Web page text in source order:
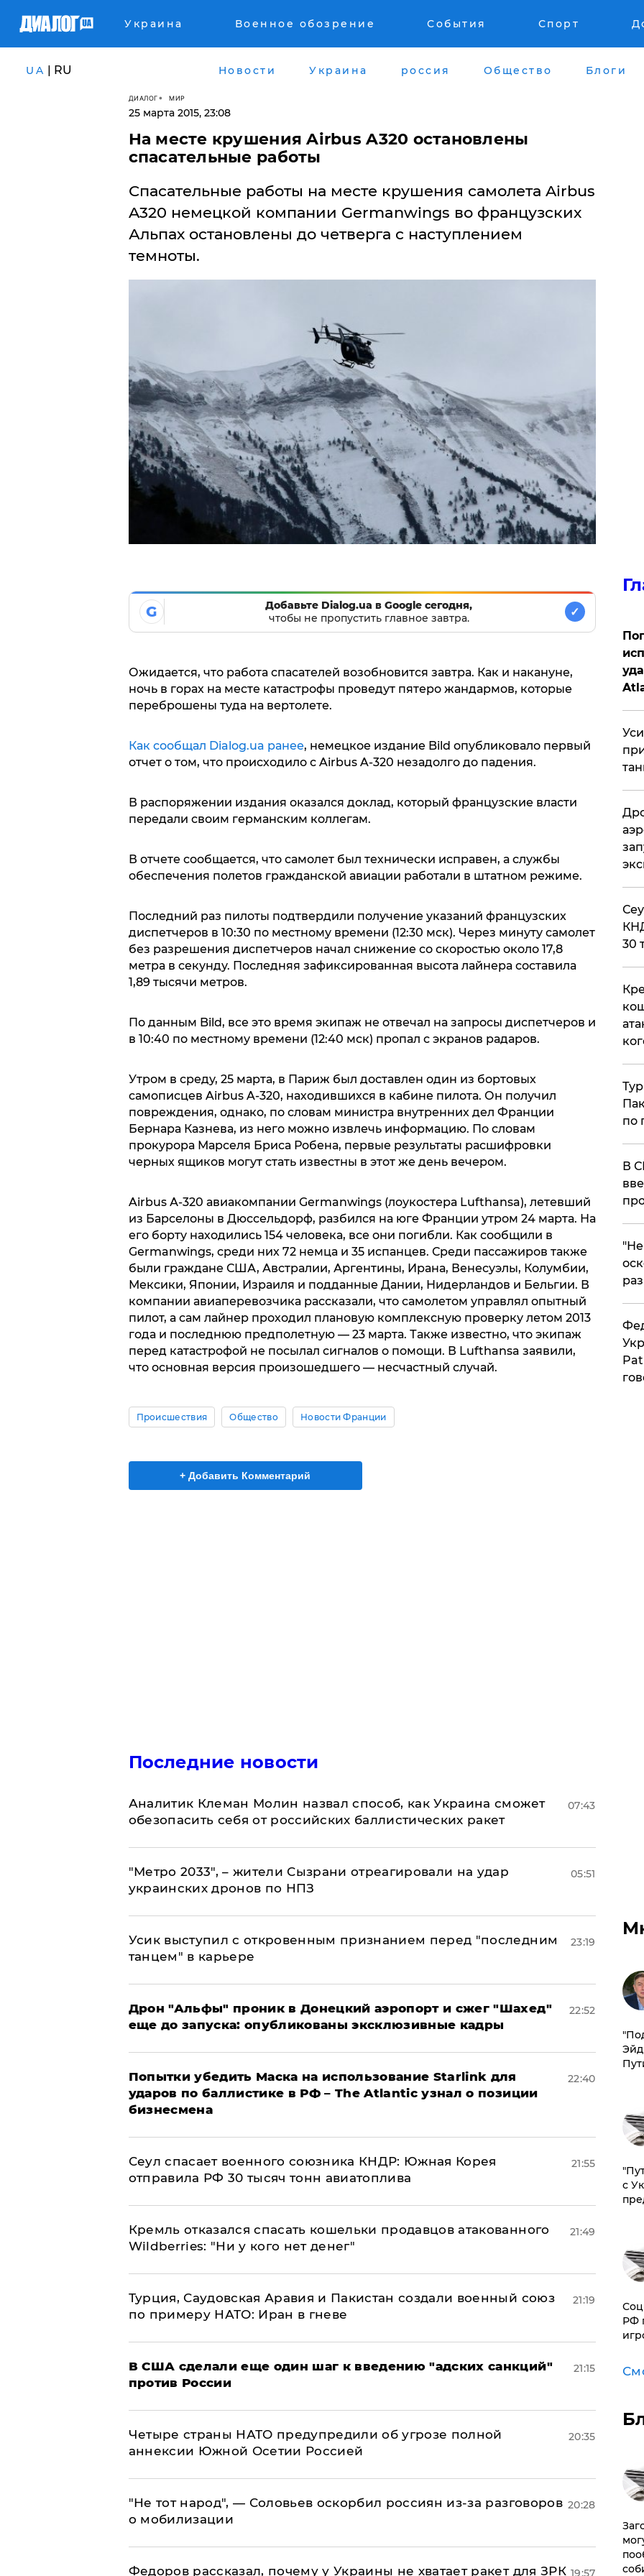
Украина Военное обозрение События Спорт
UA | RU Новости Украина россия Общество Блоги
ДИАЛОГ МИР
25 марта 2015, 23:08
На месте крушения Airbus A320 остановлены
спасательные работы
Спасательные работы на месте крушения самолета Airbus
A320 немецкой компании Germanwings во французских
Альпах остановлены до четверга с наступлением
темноты.
G
Добавьте Dialog.ua в Google сегодня,
чтобы не пропустить главное завтра.
✓
Ожидается, что работа спасателей возобновится завтра. Как и накануне,
ночь в горах на месте катастрофы проведут пятеро жандармов, которые
переброшены туда на вертолете.
Как сообщал Dialog.ua ранее, немецкое издание Bild опубликовало первый
отчет о том, что происходило с Airbus A-320 незадолго до падения.
В распоряжении издания оказался доклад, который французские власти
передали своим германским коллегам.
В отчете сообщается, что самолет был технически исправен, а службы
обеспечения полетов гражданской авиации работали в штатном режиме.
Последний раз пилоты подтвердили получение указаний французских
диспетчеров в 10:30 по местному времени (12:30 мск). Через минуту самолет
без разрешения диспетчеров начал снижение со скоростью около 17,8
метра в секунду. Последняя зафиксированная высота лайнера составила
1,89 тысячи метров.
По данным Bild, все это время экипаж не отвечал на запросы диспетчеров и
в 10:40 по местному времени (12:40 мск) пропал с экранов радаров.
Утром в среду, 25 марта, в Париж был доставлен один из бортовых
самописцев Airbus A-320, находившихся в кабине пилота. Он получил
повреждения, однако, по словам министра внутренних дел Франции
Бернара Казнева, из него можно извлечь информацию. По словам
прокурора Марселя Бриса Робена, первые результаты расшифровки
черных ящиков могут стать известны в этот же день вечером.
Airbus А-320 авиакомпании Germanwings (лоукостера Lufthansa), летевший
из Барселоны в Дюссельдорф, разбился на юге Франции утром 24 марта. На
его борту находились 154 человека, все они погибли. Как сообщили в
Germanwings, среди них 72 немца и 35 испанцев. Среди пассажиров также
были граждане США, Австралии, Аргентины, Ирана, Венесуэлы, Колумбии,
Мексики, Японии, Израиля и подданные Дании, Нидерландов и Бельгии. В
компании авиаперевозчика рассказали, что самолетом управлял опытный
пилот, а сам лайнер проходил плановую комплексную проверку летом 2013
года и последнюю предполетную — 23 марта. Также известно, что экипаж
перед катастрофой не посылал сигналов о помощи. В Lufthansa заявили,
что основная версия произошедшего — несчастный случай.
Происшествия Общество Новости Франции
+ Добавить Комментарий
Последние новости
Аналитик Клеман Молин назвал способ, как Украина сможет
обезопасить себя от российских баллистических ракет
07:43
"Метро 2033", – жители Сызрани отреагировали на удар
украинских дронов по НПЗ
05:51
Усик выступил с откровенным признанием перед "последним
танцем" в карьере
23:19
Дрон "Альфы" проник в Донецкий аэропорт и сжег "Шахед"
еще до запуска: опубликованы эксклюзивные кадры
22:52
Попытки убедить Маска на использование Starlink для
ударов по баллистике в РФ – The Atlantic узнал о позиции
бизнесмена
22:40
​Сеул спасает военного союзника КНДР: Южная Корея
отправила РФ 30 тысяч тонн авиатоплива
21:55
Кремль отказался спасать кошельки продавцов атакованного
Wildberries: "Ни у кого нет денег"
21:49
Турция, Саудовская Аравия и Пакистан создали военный союз
по примеру НАТО: Иран в гневе
21:19
В США сделали еще один шаг к введению "адских санкций"
против России
21:15
Четыре страны НАТО предупредили об угрозе полной
аннексии Южной Осетии Россией
20:35
​"Не тот народ", — Соловьев оскорбил россиян из-за разговоров
о мобилизации
20:28
Федоров рассказал, почему у Украины не хватает ракет для ЗРК 19:57
30
по
В
с
РФ